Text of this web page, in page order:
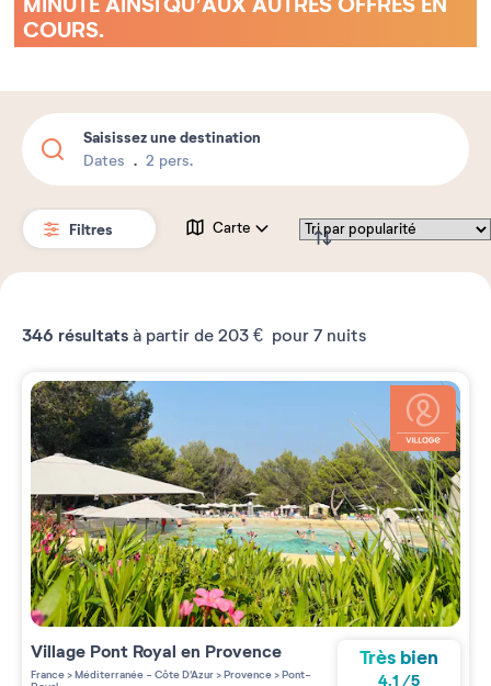
COURS.
Saisissez une destination
Dates 2 pers.
Filtres Carte
346 résultats à partir de 203 € pour 7 nuits
Village Pont Royal en Provence
France>Méditerranée - Côte D'Azur>Provence>Pont-
Très bien
4.1 /5